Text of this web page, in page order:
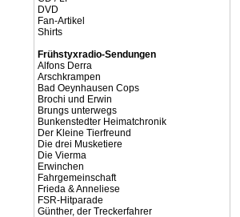
DVD
Fan-Artikel
Shirts
Frühstyxradio-Sendungen
Alfons Derra
Arschkrampen
Bad Oeynhausen Cops
Brochi und Erwin
Brungs unterwegs
Bunkenstedter Heimatchronik
Der Kleine Tierfreund
Die drei Musketiere
Die Vierma
Erwinchen
Fahrgemeinschaft
Frieda & Anneliese
FSR-Hitparade
Günther, der Treckerfahrer